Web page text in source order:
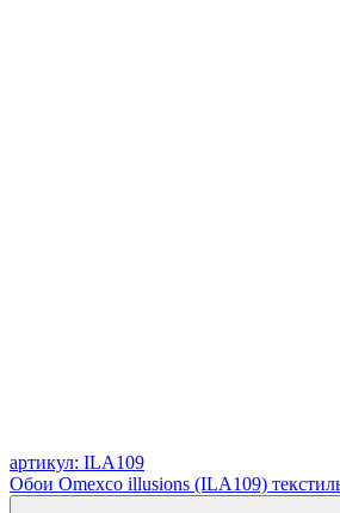
артикул: ILA109
Обои Omexco illusions (ILA109)